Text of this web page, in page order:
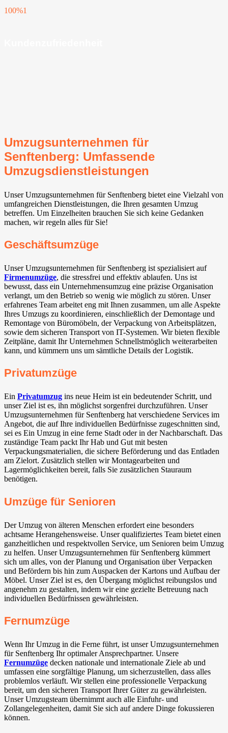
100%1
Umzugsunternehmen für
Senftenberg: Umfassende
Umzugsdienstleistungen
Unser Umzugsunternehmen für Senftenberg bietet eine Vielzahl von
umfangreichen Dienstleistungen, die Ihren gesamten Umzug
betreffen. Um Einzelheiten brauchen Sie sich keine Gedanken
machen, wir regeln alles für Sie!
Geschäftsumzüge
Unser Umzugsunternehmen für Senftenberg ist spezialisiert auf
Firmenumzüge, die stressfrei und effektiv ablaufen. Uns ist
bewusst, dass ein Unternehmensumzug eine präzise Organisation
verlangt, um den Betrieb so wenig wie möglich zu stören. Unser
erfahrenes Team arbeitet eng mit Ihnen zusammen, um alle Aspekte
Ihres Umzugs zu koordinieren, einschließlich der Demontage und
Remontage von Büromöbeln, der Verpackung von Arbeitsplätzen,
sowie dem sicheren Transport von IT-Systemen. Wir bieten flexible
Zeitpläne, damit Ihr Unternehmen Schnellstmöglich weiterarbeiten
kann, und kümmern uns um sämtliche Details der Logistik.
Privatumzüge
Ein Privatumzug ins neue Heim ist ein bedeutender Schritt, und
unser Ziel ist es, ihn möglichst sorgenfrei durchzuführen. Unser
Umzugsunternehmen für Senftenberg hat verschiedene Services im
Angebot, die auf Ihre individuellen Bedürfnisse zugeschnitten sind,
sei es Ein Umzug in eine ferne Stadt oder in der Nachbarschaft. Das
zuständige Team packt Ihr Hab und Gut mit besten
Verpackungsmaterialien, die sichere Beförderung und das Entladen
am Zielort. Zusätzlich stellen wir Montagearbeiten und
Lagermöglichkeiten bereit, falls Sie zusätzlichen Stauraum
benötigen.
Umzüge für Senioren
Der Umzug von älteren Menschen erfordert eine besonders
achtsame Herangehensweise. Unser qualifiziertes Team bietet einen
ganzheitlichen und respektvollen Service, um Senioren beim Umzug
zu helfen. Unser Umzugsunternehmen für Senftenberg kümmert
sich um alles, von der Planung und Organisation über Verpacken
und Befördern bis hin zum Auspacken der Kartons und Aufbau der
Möbel. Unser Ziel ist es, den Übergang möglichst reibungslos und
angenehm zu gestalten, indem wir eine gezielte Betreuung nach
individuellen Bedürfnissen gewährleisten.
Fernumzüge
Wenn Ihr Umzug in die Ferne führt, ist unser Umzugsunternehmen
für Senftenberg Ihr optimaler Ansprechpartner. Unsere
Fernumzüge decken nationale und internationale Ziele ab und
umfassen eine sorgfältige Planung, um sicherzustellen, dass alles
problemlos verläuft. Wir stellen eine professionelle Verpackung
bereit, um den sicheren Transport Ihrer Güter zu gewährleisten.
Unser Umzugsteam übernimmt auch alle Einfuhr- und
Zollangelegenheiten, damit Sie sich auf andere Dinge fokussieren
können.